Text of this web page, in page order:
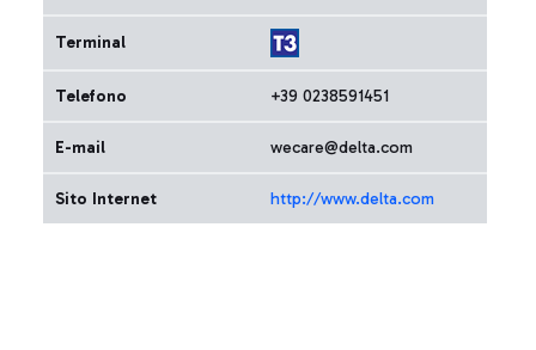
Terminal
Telefono +39 0238591451
E-mail wecare@delta.com
Sito Internet http://www.delta.com